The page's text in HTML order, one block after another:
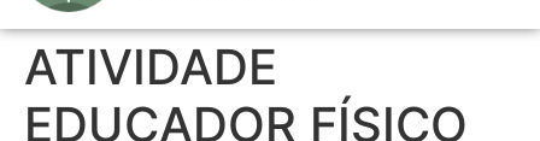
ATIVIDADE
EDUCADOR FÍSICO